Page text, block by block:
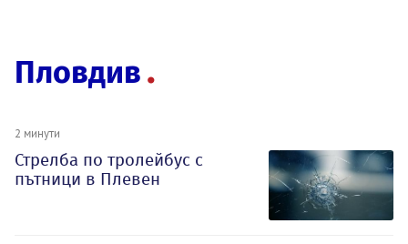
Пловдив
2 минути
Стрелба по тролейбус с
пътници в Плевен